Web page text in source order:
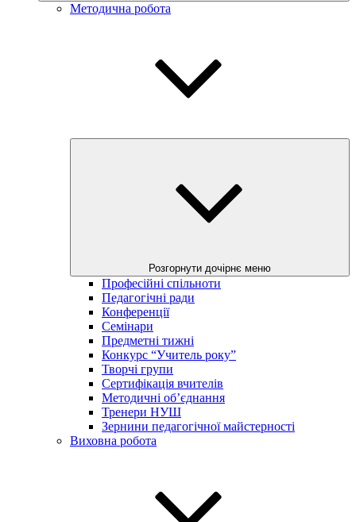
Методична робота
Розгорнути дочірнє меню
Професійні спільноти
Педагогічні ради
Конференції
Семінари
Предметні тижні
Конкурс “Учитель року”
Творчі групи
Сертифікація вчителів
Методичні об’єднання
Тренери НУШ
Зернини педагогічної майстерності
Виховна робота